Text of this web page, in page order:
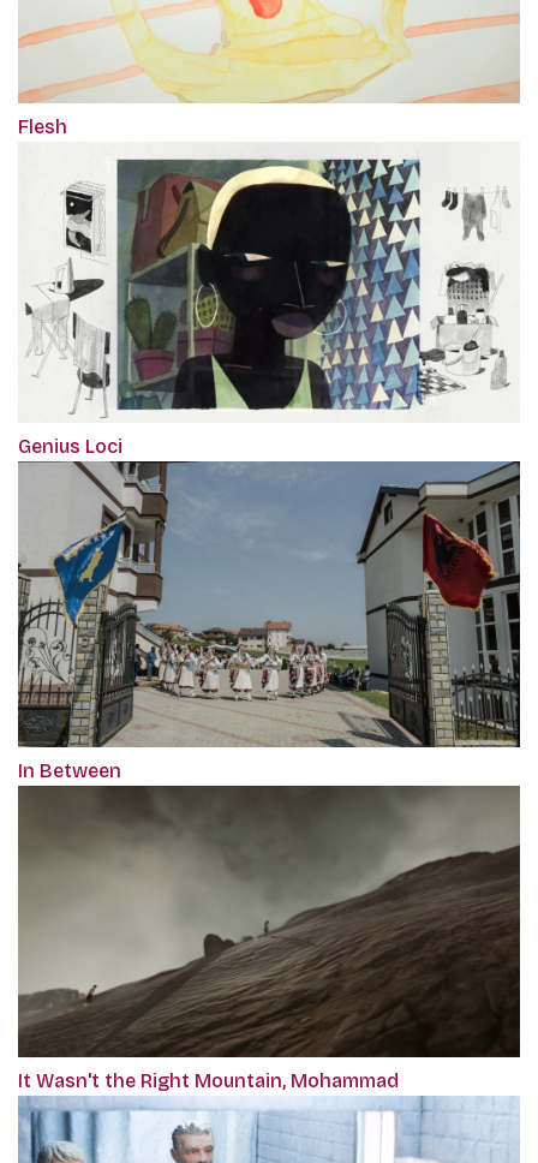
Flesh
Genius Loci
In Between
It Wasn't the Right Mountain, Mohammad